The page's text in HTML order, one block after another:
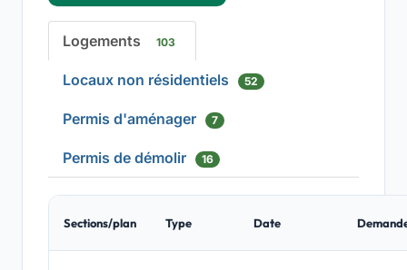
Logements 103
Locaux non résidentiels 52
Permis d'aménager 7
Permis de démolir 16
Sections/plan Type Date